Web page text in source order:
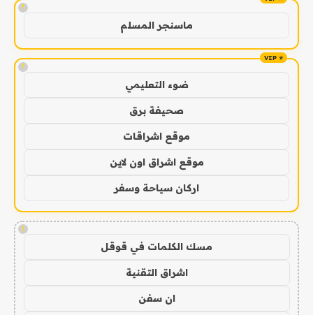
!
ماسنجر المسلم
!
ضوء التعليمي
صحيفة برق
موقع اشراقات
موقع اشراق اون لاين
اركان سياحة وسفر
!
مسك الكلمات في قوقل
اشراق التقنية
ان سفن